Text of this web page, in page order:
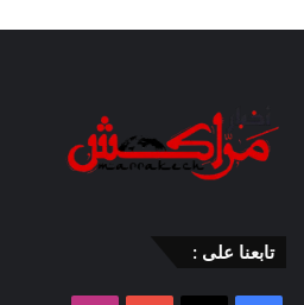
تابعنا على :